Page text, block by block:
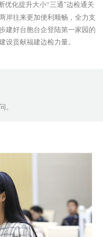
优化提升大小“三通”边检通关
岸往来更加便利顺畅，全力支
建好台胞台企登陆第一家园的
设贡献福建边检力量。
。